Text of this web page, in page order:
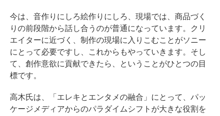
今は、音作りにしろ絵作りにしろ、現場では、商品づく
りの前段階から話し合うのが普通になっています。クリ
エイターに近づく、制作の現場に入りこむことがソニー
にとって必要ですし、これからもやっていきます。そし
て、創作意欲に貢献できたら、ということがひとつの目
標です。
高木氏は、「エレキとエンタメの融合」にとって、パッ
ケージメディアからのパラダイムシフトが大きな役割を